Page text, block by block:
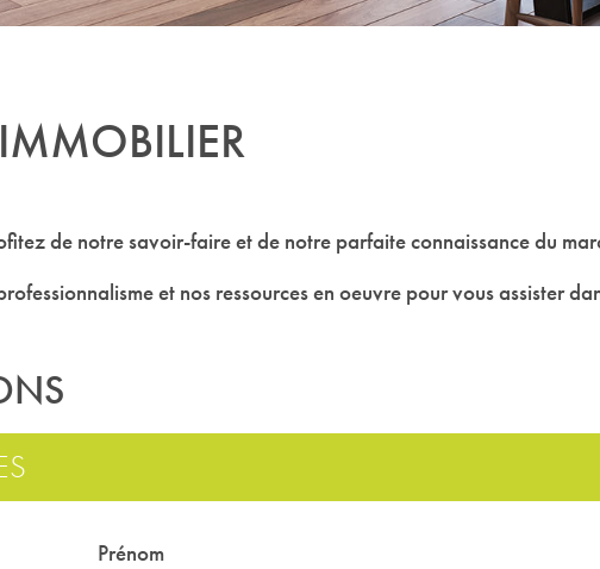
de notre savoir-faire et de notre parfaite connaissance du
et nos ressources en oeuvre pour vous assister
Prénom